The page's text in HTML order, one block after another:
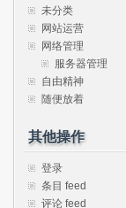
未分类
网站运营
网络管理
服务器管理
自由精神
随便放着
其他操作
登录
条目 feed
评论 feed